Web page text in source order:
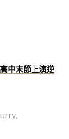
中末節上演逆
,